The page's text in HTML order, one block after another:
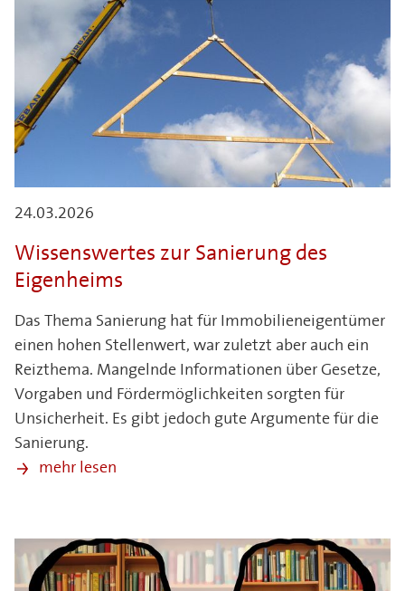
24.03.2026
Wissenswertes zur Sanierung des
Eigenheims
Das Thema Sanierung hat für Immobilieneigentümer
einen hohen Stellenwert, war zuletzt aber auch ein
Reizthema. Mangelnde Informationen über Gesetze,
Vorgaben und Fördermöglichkeiten sorgten für
Unsicherheit. Es gibt jedoch gute Argumente für die
Sanierung.
mehr lesen